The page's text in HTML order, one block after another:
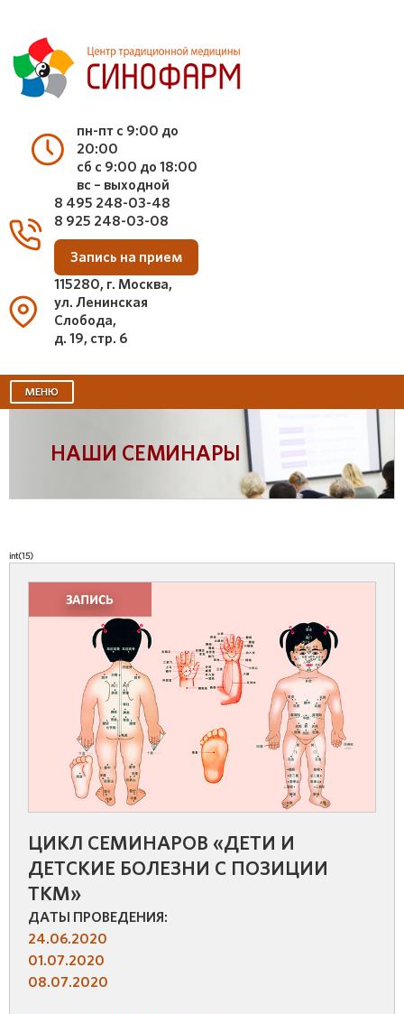
пн-пт с 9:00 до
20:00
сб с 9:00 до 18:00
вс – выходной
8 495 248-03-48
8 925 248-03-08
Запись на прием
115280, г. Москва,
ул. Ленинская
Слобода,
д. 19, стр. 6
МЕНЮ
НАШИ СЕМИНАРЫ
int(15)
ЦИКЛ СЕМИНАРОВ «ДЕТИ И
ДЕТСКИЕ БОЛЕЗНИ С ПОЗИЦИИ
ТКМ»‎
ДАТЫ ПРОВЕДЕНИЯ:
24.06.2020
01.07.2020
08.07.2020